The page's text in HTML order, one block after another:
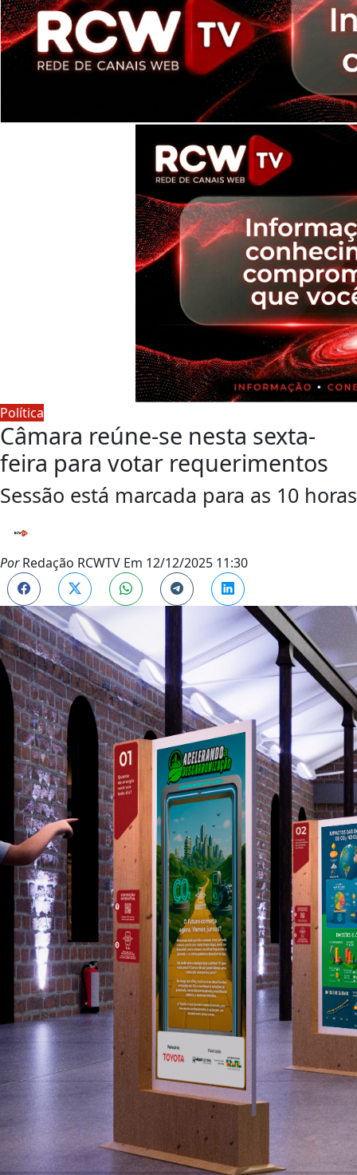
Política
Câmara reúne-se nesta sexta-
feira para votar requerimentos
Sessão está marcada para as 10 horas
PorRedação RCWTV Em 12/12/2025 11:30